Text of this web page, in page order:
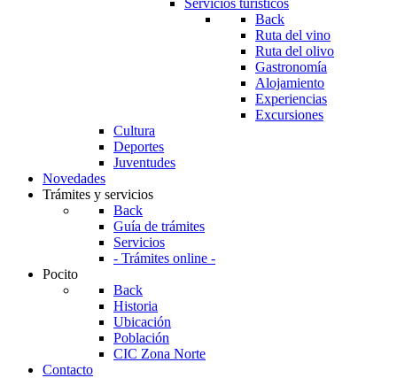
Servicios turísticos
Back
Ruta del vino
Ruta del olivo
Gastronomía
Alojamiento
Experiencias
Excursiones
Cultura
Deportes
Juventudes
Novedades
Trámites y servicios
Back
Guía de trámites
Servicios
- Trámites online -
Pocito
Back
Historia
Ubicación
Población
CIC Zona Norte
Contacto